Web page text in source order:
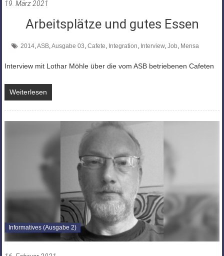
19. März 2021
Arbeitsplätze und gutes Essen
2014,ASB,Ausgabe 03, Cafete, Integration, Interview, Job, Mensa
Interview mit Lothar Möhle über die vom ASB betriebenen Cafeten
Weiterlesen
Informatives (Ausgabe 2)